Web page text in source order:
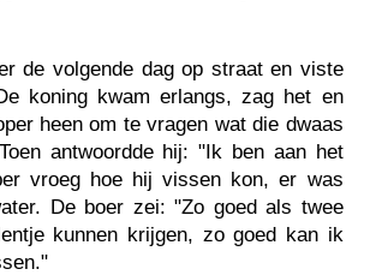
de volgende dag op straat en viste
koning kwam erlangs, zag het en
heen om te vragen wat die dwaas
antwoordde hij: "Ik ben aan het
vroeg hoe hij vissen kon, er was
De boer zei: "Zo goed als twee
kunnen krijgen, zo goed kan ik